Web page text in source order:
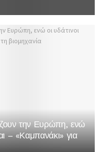
την Ευρώπη, ενώ
– «Καμπανάκι» για